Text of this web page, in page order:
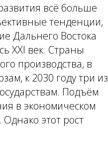
всё больше
тенденции,
Дальнего Востока
XXI век. Страны
производства, в
к 2030 году три из
Подъём
в экономическом
этот рост